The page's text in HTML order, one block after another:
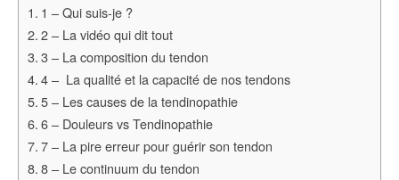
1 – Qui suis-je ?
2 – La vidéo qui dit tout
3 – La composition du tendon
4 – La qualité et la capacité de nos tendons
5 – Les causes de la tendinopathie
6 – Douleurs vs Tendinopathie
7 – La pire erreur pour guérir son tendon
8 – Le continuum du tendon